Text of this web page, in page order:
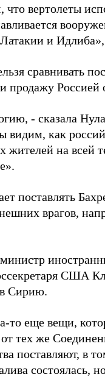
вертолеты
и Идлиба»,
сравнивать
продажу Россией
- сказала
как
жителей на всей
поставлять
врагов,
США
в Сирию.
еще вещи,
тех же
поставляют, в
состоялась,